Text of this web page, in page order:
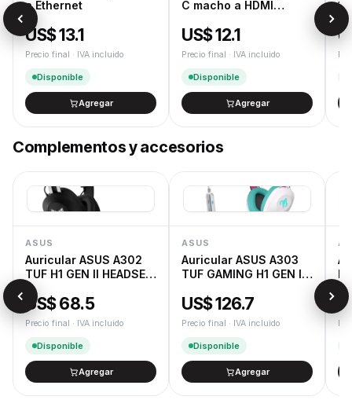
a Ethernet
US$ 13.1
Precio final · IVA incluido
Disponible
Agregar
C macho a HDMI
US$ 12.1
Precio final · IVA incluido
Disponible
Agregar
1,
Complementos y accesorios
ASUS
Auricular ASUS A302
TUF H1 GEN II HEADSET
NA
US$ 68.5
Precio final · IVA incluido
Disponible
Agregar
ASUS
Auricular ASUS A303
TUF GAMING H1 GEN II
EDITION
US$ 126.7
Precio final · IVA incluido
Disponible
Agregar